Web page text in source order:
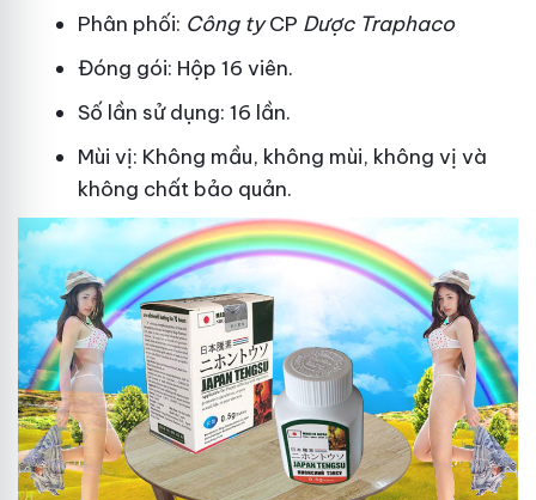
Phân phối: Công tyCP Dược Traphaco
Đóng gói: Hộp 16 viên.
Số lần sử dụng: 16 lần.
Mùi vị: Không mầu, không mùi, không vị và
không chất bảo quản.